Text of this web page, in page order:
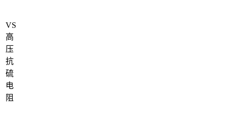
VS
高
压
抗
硫
电
阻